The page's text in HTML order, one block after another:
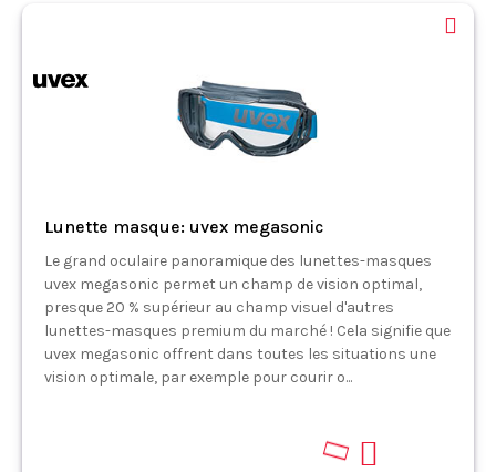
Lunette masque: uvex megasonic
Le grand oculaire panoramique des lunettes-masques
uvex megasonic permet un champ de vision optimal,
presque 20 % supérieur au champ visuel d'autres
lunettes-masques premium du marché ! Cela signifie que
uvex megasonic offrent dans toutes les situations une
vision optimale, par exemple pour courir o...